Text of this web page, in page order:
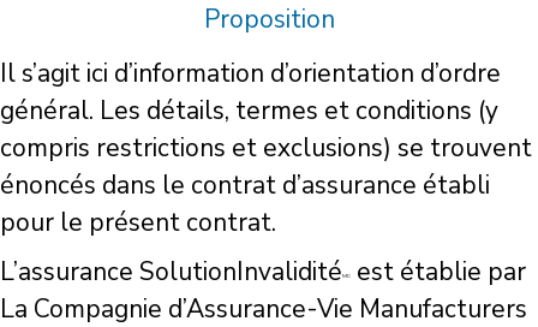
Proposition
Il s’agit ici d’information d’orientation d’ordre
général. Les détails, termes et conditions (y
compris restrictions et exclusions) se trouvent
énoncés dans le contrat d’assurance établi
pour le présent contrat.
L’assurance SolutionInvaliditéMC
est établie par
La Compagnie d’Assurance-Vie Manufacturers